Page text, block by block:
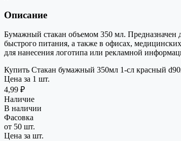
Описание
Бумажный стакан объемом 350 мл. Предназначен
быстрого питания, а также в офисах,
для нанесения логотипа или рекламной
Купить Стакан бумажный 350мл 1-сл красный
Цена за 1 шт.
4,99 ₽
Наличие
В наличии
Фасовка
от 50 шт.
Цена за шт.